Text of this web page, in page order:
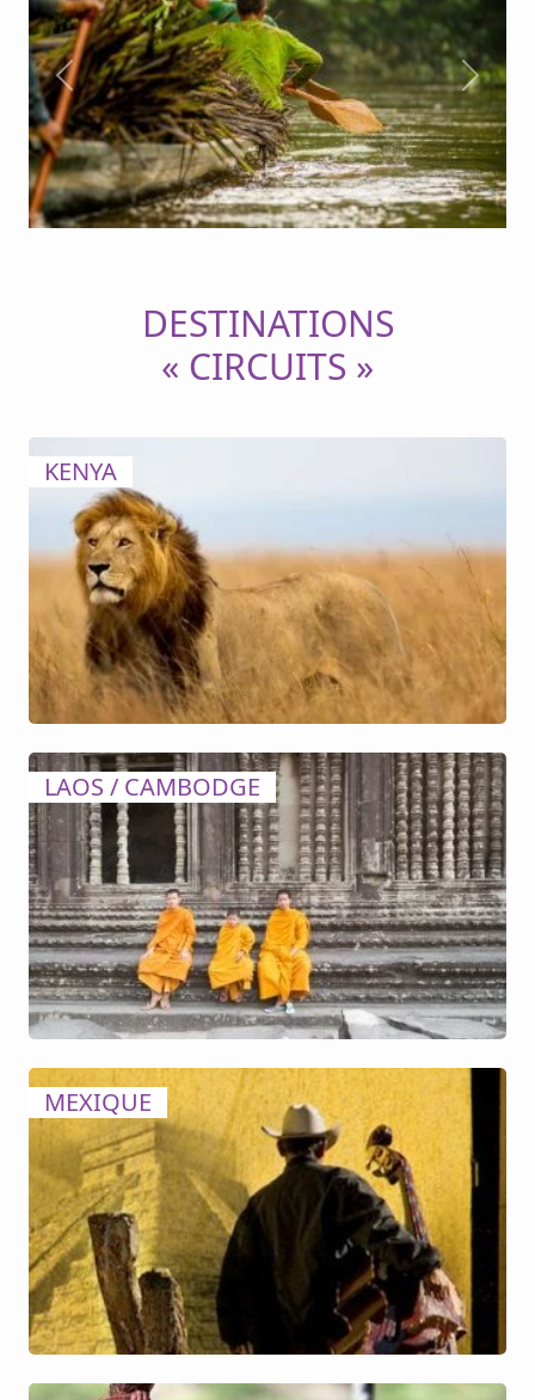
Previous Next
DESTINATIONS
« CIRCUITS »
KENYA
LAOS / CAMBODGE
MEXIQUE